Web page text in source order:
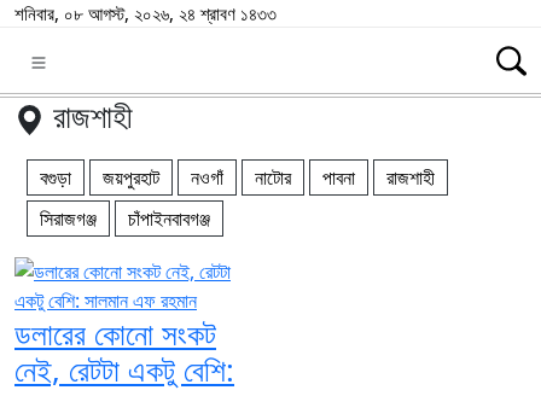
শনিবার, ০৮ আগস্ট, ২০২৬, ২৪ শ্রাবণ ১৪৩৩
রাজশাহী
বগুড়া জয়পুরহাট নওগাঁ নাটোর পাবনা
রাজশাহী
সিরাজগঞ্জ
চাঁপাইনবাবগঞ্জ
ডলারের কোনো সংকট
নেই, রেটটা একটু বেশি: